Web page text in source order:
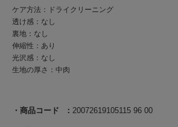
商品コード 20072619105115 96 00
ケア方法：ドライクリーニング
透け感：なし
裏地：なし
伸縮性：あり
光沢感：なし
生地の厚さ：中肉